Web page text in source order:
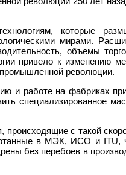
которые
мирами.
объемы
привело к изменению
промышленной революции.
и работе на фабриках
специализированное
происходящие с такой
в МЭК, ИСО и ITU,
без перебоев в